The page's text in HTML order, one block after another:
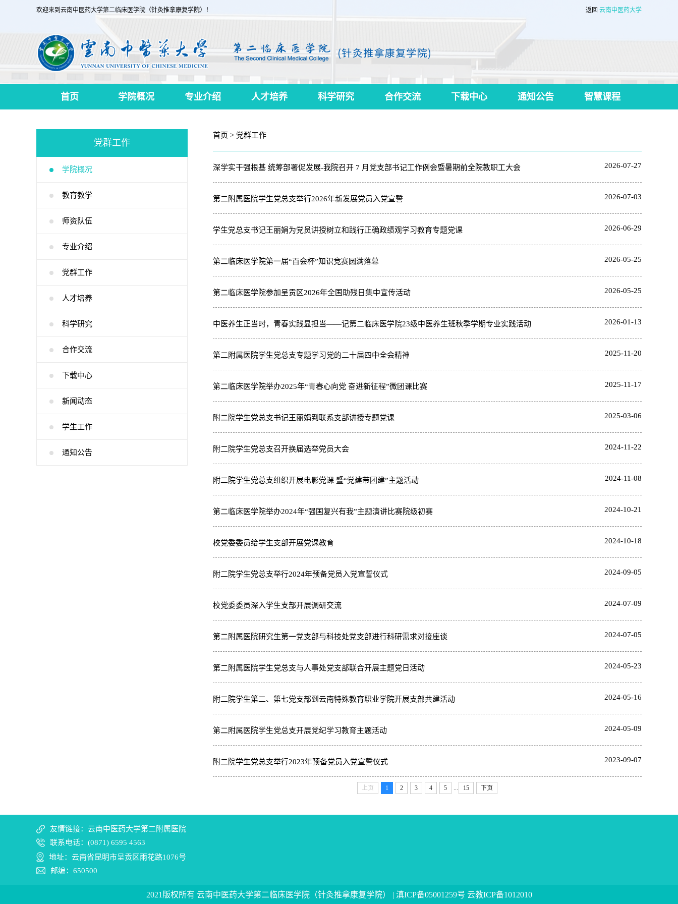
欢迎来到云南中医药大学第二临床医学院（针灸推拿康复学院）！ 返回 云南中医药大学
首页 学院概况 专业介绍 人才培养 科学研究 合作交流 下载中心 通知公告 智慧课程
党群工作
学院概况
教育教学
师资队伍
专业介绍
党群工作
人才培养
科学研究
合作交流
下载中心
新闻动态
学生工作
通知公告
首页 > 党群工作
深学实干强根基 统筹部署促发展-我院召开 7 月党支部书记工作例会暨暑期前全院教职工大会 2026-07-27
第二附属医院学生党总支举行2026年新发展党员入党宣誓 2026-07-03
学生党总支书记王丽娟为党员讲授树立和践行正确政绩观学习教育专题党课 2026-06-29
第二临床医学院第一届“百会杯”知识竞赛圆满落幕 2026-05-25
第二临床医学院参加呈贡区2026年全国助残日集中宣传活动 2026-05-25
中医养生正当时，青春实践显担当——记第二临床医学院23级中医养生班秋季学期专业实践活动 2026-01-13
第二附属医院学生党总支专题学习党的二十届四中全会精神 2025-11-20
第二临床医学院举办2025年“青春心向党 奋进新征程”微团课比赛 2025-11-17
附二院学生党总支书记王丽娟到联系支部讲授专题党课 2025-03-06
附二院学生党总支召开换届选举党员大会 2024-11-22
附二院学生党总支组织开展电影党课 暨“党建带团建”主题活动 2024-11-08
第二临床医学院举办2024年“强国复兴有我”主题演讲比赛院级初赛 2024-10-21
校党委委员给学生支部开展党课教育 2024-10-18
附二院学生党总支举行2024年预备党员入党宣誓仪式 2024-09-05
校党委委员深入学生支部开展调研交流 2024-07-09
第二附属医院研究生第一党支部与科技处党支部进行科研需求对接座谈 2024-07-05
第二附属医院学生党总支与人事处党支部联合开展主题党日活动 2024-05-23
附二院学生第二、第七党支部到云南特殊教育职业学院开展支部共建活动 2024-05-16
第二附属医院学生党总支开展党纪学习教育主题活动 2024-05-09
附二院学生党总支举行2023年预备党员入党宣誓仪式 2023-09-07
上页 1 2 3 4 5 15 下页
友情链接：云南中医药大学第二附属医院
联系电话：(0871) 6595 4563
地址：云南省昆明市呈贡区雨花路1076号
邮编：650500
2021版权所有 云南中医药大学第二临床医学院（针灸推拿康复学院） | 滇ICP备05001259号 云教ICP备1012010